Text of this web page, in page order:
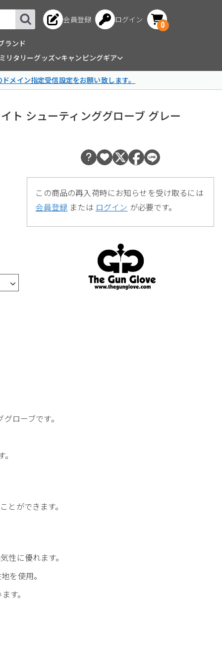
会員登録 ログイン
0
ランド
リタリーグッズ キャンピングギア
メイン指定受信設定をお願い致します。
ト シューティンググローブ グレー
この商品の再入荷時にお知らせを受け取るには
会員登録 または ログイン が必要です。
ローブです。
ができます。
性に優れます。
を使用。
す。